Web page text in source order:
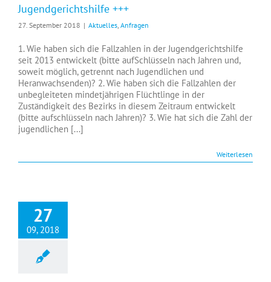
Jugendgerichtshilfe +++
27. September 2018 | Aktuelles Anfragen
1. Wie haben sich die Fallzahlen in der Jugendgerichtshilfe
seit 2013 entwickelt (bitte aufSchlüsseln nach Jahren und,
soweit möglich, getrennt nach Jugendlichen und
Heranwachsenden)? 2. Wie haben sich die Fallzahlen der
unbegleiteten mindetjährigen Flüchtlinge in der
Zuständigkeit des Bezirks in diesem Zeitraum entwickelt
(bitte aufschlüsseln nach Jahren)? 3. Wie hat sich die Zahl der
jugendlichen [...]
Weiterlesen
27
09, 2018